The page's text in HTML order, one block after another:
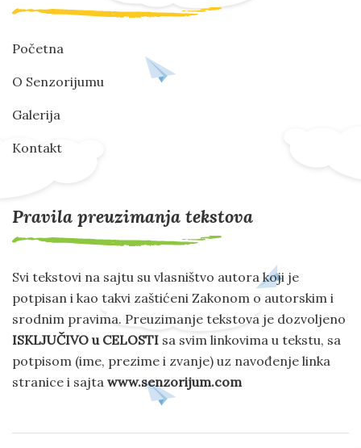
Početna
O Senzorijumu
Galerija
Kontakt
Pravila preuzimanja tekstova
Svi tekstovi na sajtu su vlasništvo autora koji je
potpisan i kao takvi zaštićeni Zakonom o autorskim i
srodnim pravima. Preuzimanje tekstova je dozvoljeno
ISKLJUČIVO u CELOSTI sa svim linkovima u tekstu, sa
potpisom (ime, prezime i zvanje) uz navođenje linka
stranice i sajta www.senzorijum.com